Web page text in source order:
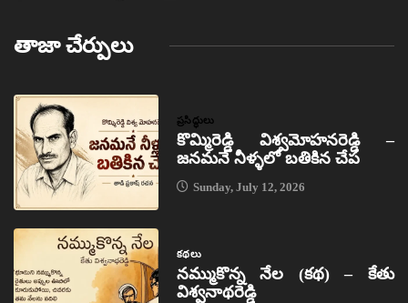
తాజా చేర్పులు
ప్రసిద్ధులు
కొమ్మిరెడ్డి విశ్వమోహనరెడ్డి –
జనమనే నీళ్ళలో బతికిన చేప
Sunday, July 12, 2026
కథలు
నమ్ముకొన్న నేల (కథ) – కేతు
విశ్వనాథరెడ్డి